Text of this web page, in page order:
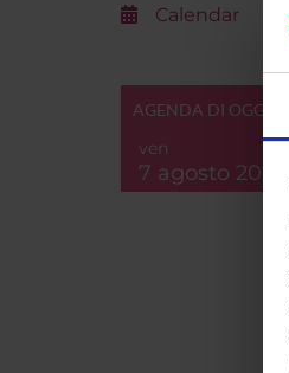
Calendar
AGENDA DI OGGI
ven
7 agosto 2026